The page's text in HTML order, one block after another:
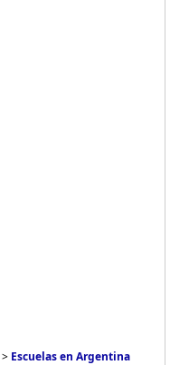
> Escuelas en Argentina